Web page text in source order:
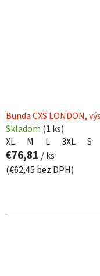
Bunda CXS LONDON,
Skladom (1 ks)
XL
M L 3XL S
€76,81 / ks
(€62,45 bez DPH)